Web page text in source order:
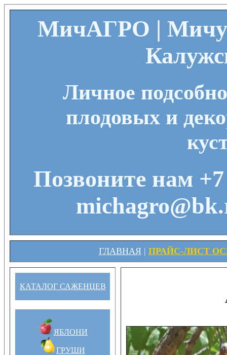
МичАГРО |
Личное
плодовых и
Позвоните нам
ГЛАВНАЯ| ПРАЙС-ЛИСТ
КАТАЛОГ САЖЕНЦЕВ
ЯБЛОНИ
ГРУШИ